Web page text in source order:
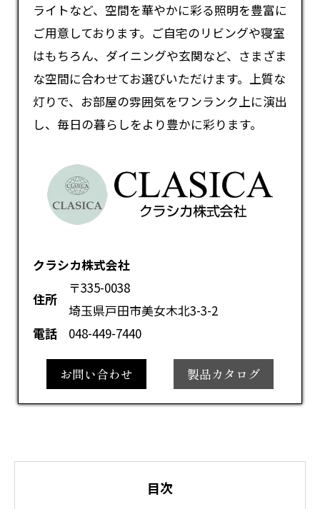
ライトなど、空間を華やかに彩る照明を豊富に
ご用意しております。ご自宅のリビングや寝室
はもちろん、ダイニングや玄関など、さまざま
な空間に合わせてお選びいただけます。上質な
灯りで、お部屋の雰囲気をワンランク上に演出
し、毎日の暮らしをより豊かに彩ります。
クラシカ株式会社
住所
〒335-0038
埼玉県戸田市美女木北3-3-2
電話
048-449-7440
お問い合わせ 製品カタログ
目次